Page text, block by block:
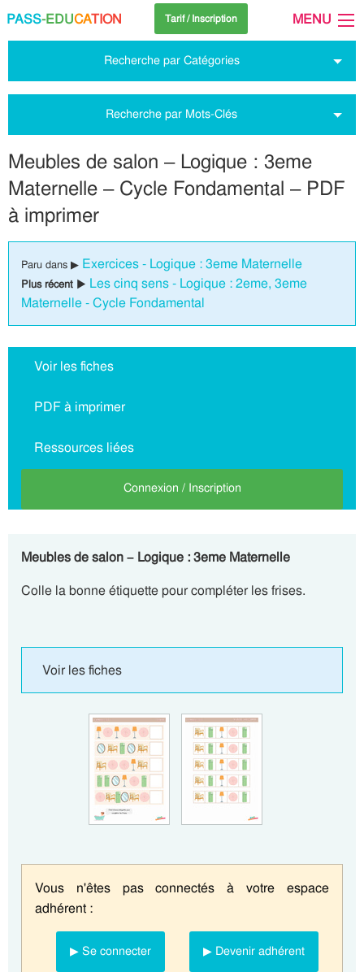
PASS-EDUCATION Tarif / Inscription MENU
Recherche par Catégories
Recherche par Mots-Clés
Meubles de salon – Logique : 3eme
Maternelle – Cycle Fondamental – PDF
à imprimer
Paru dans ▶ Exercices - Logique : 3eme Maternelle
Plus récent ▶ Les cinq sens - Logique : 2eme, 3eme
Maternelle - Cycle Fondamental
Voir les fiches
PDF à imprimer
Ressources liées
Connexion / Inscription
Meubles de salon – Logique : 3eme Maternelle
Colle la bonne étiquette pour compléter les frises.
Voir les fiches
Vous n'êtes pas connectés à votre espace
adhérent :
▶ Se connecter ▶ Devenir adhérent